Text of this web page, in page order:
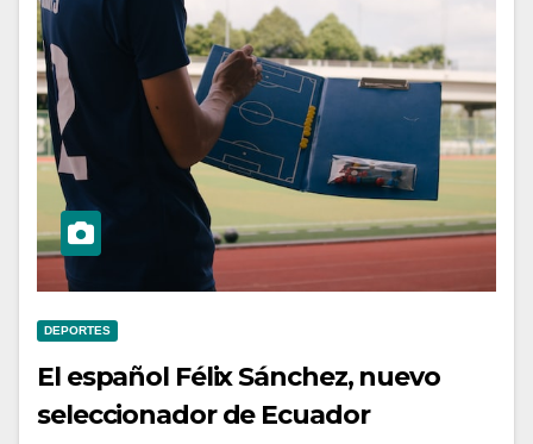
DEPORTES
El español Félix Sánchez, nuevo
seleccionador de Ecuador